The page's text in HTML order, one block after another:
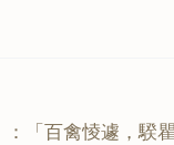
：「百禽㥄遽 ，騤瞿